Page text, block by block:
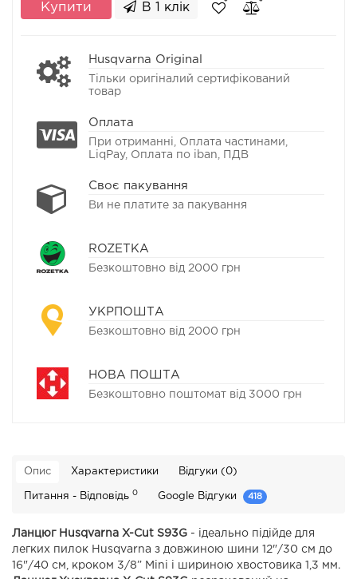
Купити В 1 клік
Husqvarna Original
Тільки оригіналий сертифікований
товар
Оплата
При отриманні, Оплата частинами,
LiqPay, Оплата по iban, ПДВ
Своє пакування
Ви не платите за пакування
ROZETKA
Безкоштовно від 2000 грн
УКРПОШТА
Безкоштовно від 2000 грн
НОВА ПОШТА
Безкоштовно поштомат від 3000 грн
Опис Характеристики Відгуки (0)
Питання - Відповідь 0 Google Відгуки 418
Ланцюг Husqvarna X-Cut S93G - ідеально підійде для
легких пилок Husqvarna з довжиною шини 12"/30 см до
16"/40 см, кроком 3/8” Mini і шириною хвостовика 1,3 мм.